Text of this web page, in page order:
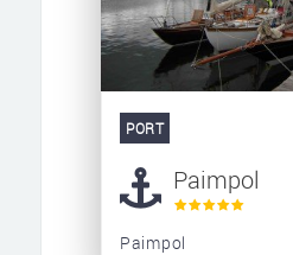
PORT
Paimpol
Paimpol